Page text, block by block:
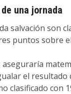
una jornada
salvación son
puntos sobre
el
clasificado